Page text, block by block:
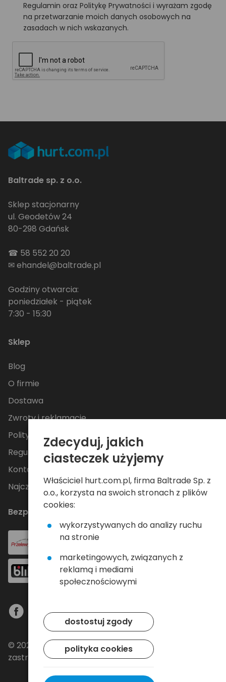
Regulamin oraz Politykę Prywatności i wyrażam zgodę
na przetwarzanie moich danych osobowych na
zasadach w nich wskazanych.
Baltrade sp. z o.o.
Sklep stacjonarny
ul. Geodetów 24
80-298 Gdańsk
☎ 58 552 20 20
✉ehandel@baltrade.pl
Godziny otwarcia:
poniedziałek - piątek
7:30 - 15:30
Sklep
Blog
O firmie
Dostawa
Zwroty i reklamacje
Polityka Prywatności
Regulamin
Kontakt
Najczęściej zadawane pytania
Bezpieczne płatności
© 2024 Baltrade sp. z o.o. - Wszelkie prawa
zastrzeżone.
Zdecyduj, jakich
ciasteczek użyjemy
Właściciel hurt.com.pl, firma Baltrade Sp. z
o.o., korzysta na swoich stronach z plików
cookies:
wykorzystywanych do analizy ruchu
na stronie
marketingowych, związanych z
reklamą i mediami
społecznościowymi
dostostuj zgody
polityka cookies